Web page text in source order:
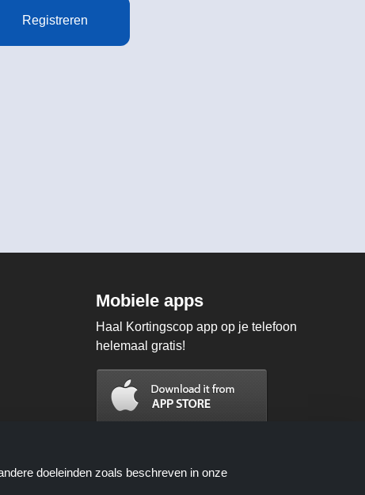
Registreren
Mobiele apps
Haal Kortingscop app op je telefoon
helemaal gratis!
doeleinden zoals beschreven in onze